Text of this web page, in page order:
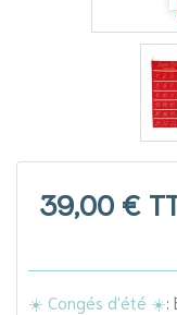
39,00 €
☀️ Congés d'été ☀️: